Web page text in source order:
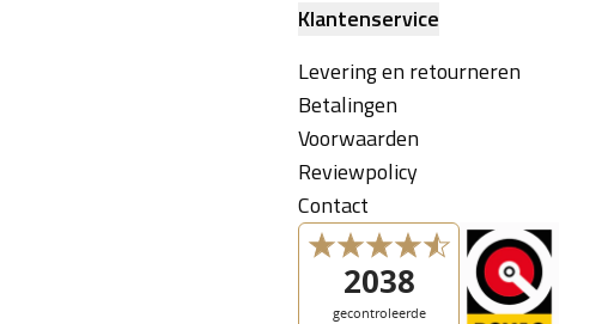
Klantenservice
Levering en retourneren
Betalingen
Voorwaarden
Reviewpolicy
Contact